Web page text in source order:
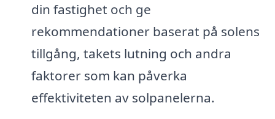
din fastighet och ge
rekommendationer baserat på solens
tillgång, takets lutning och andra
faktorer som kan påverka
effektiviteten av solpanelerna.